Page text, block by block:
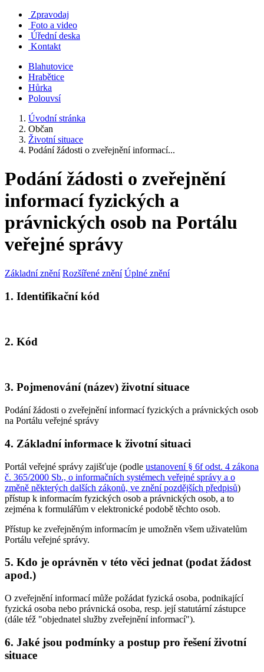
Zpravodaj
Foto a video
Úřední deska
Kontakt
Blahutovice
Hrabětice
Hůrka
Polouvsí
Úvodní stránka
Občan
Životní situace
Podání žádosti o zveřejnění informací...
Podání žádosti o zveřejnění
informací fyzických a
právnických osob na Portálu
veřejné správy
Základní znění Rozšířené znění Úplné znění
1. Identifikační kód
2. Kód
3. Pojmenování (název) životní situace
Podání žádosti o zveřejnění informací fyzických a právnických osob
na Portálu veřejné správy
4. Základní informace k životní situaci
Portál veřejné správy zajišťuje (podle ustanovení § 6f odst. 4 zákona
č. 365/2000 Sb., o informačních systémech veřejné správy a o
změně některých dalších zákonů, ve znění pozdějších předpisů)
přístup k informacím fyzických osob a právnických osob, a to
zejména k formulářům v elektronické podobě těchto osob.
Přístup ke zveřejněným informacím je umožněn všem uživatelům
Portálu veřejné správy.
5. Kdo je oprávněn v této věci jednat (podat žádost
apod.)
O zveřejnění informací může požádat fyzická osoba, podnikající
fyzická osoba nebo právnická osoba, resp. její statutární zástupce
(dále též "objednatel služby zveřejnění informací").
6. Jaké jsou podmínky a postup pro řešení životní
situace